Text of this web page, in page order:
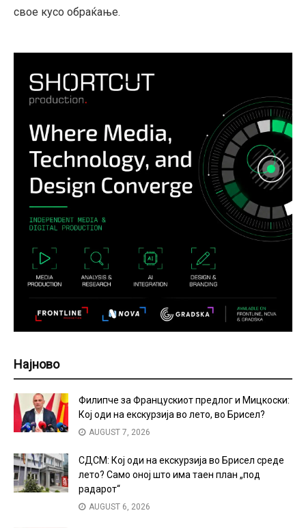
свое кусо обраќање.
Најново
Филипче за Францускиот предлог и Мицкоски:
Кој оди на екскурзија во лето, во Брисел?
AUGUST 7, 2026
СДСМ: Кој оди на екскурзија во Брисел среде
лето? Само оној што има таен план „под
радарот“
AUGUST 6, 2026